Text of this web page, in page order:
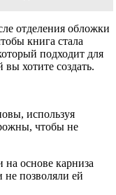
отделения обложки
книга стала
подходит для
хотите создать.
используя
чтобы не
основе карниза
позволяли ей